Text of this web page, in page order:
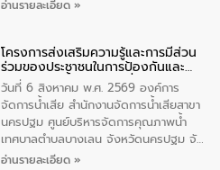
ประชาชน ตัวแทนจากโรงแรมต่างๆ ในเขต
เทศบาลตำบลราไวย์ ศูนย์บริหารจัดการ
คุณภาพน้ำเทศบาลตำบลราไวย์ นำโดยนาย
น้อย แก้วเศษ ผู้จัดการสำนักงานจัดการน้ำ
เสียสาขาภูเก็ต พร้อมด้วยเจ้าหน้าที่ จำนวน
5 คน ร่วมทำกิจกรรม ทำความสะอาด
ชายหาดและแหล่งท่องเที่ยว ณ บริเวณ
อ่านรายละเอียด »
โครงการส่งเสริมความรู้และการมีส่วน
ร่วมของประชาชนในการป้องกันและ
แก้ไขปัญหาน้ำเสียอย่างยั่งยืน
วันที่ 6 สิงหาคม พ.ศ. 2569 องค์การ
จัดการน้ำเสีย สำนักงานจัดการน้ำเสียสาขา
นครปฐม ศูนย์บริหารจัดการคุณภาพน้ำ
เทศบาลตำบลบางเลน จังหวัดนครปฐม จัด
กิจกรรมภายใต้โครงการส่งเสริมความรู้และ
อ่านรายละเอียด »